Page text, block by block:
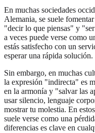
En muchas sociedades
Alemania, se suele
"decir lo que piensas" y
a veces puede verse como
estás satisfecho con un
esperar una rápida solución.
Sin embargo, en muchas
la expresión "indirecta" es
en la armonía y "salvar las
usar silencio, lenguaje
mostrar tu molestia. En
suele verse como una
diferencias es clave en